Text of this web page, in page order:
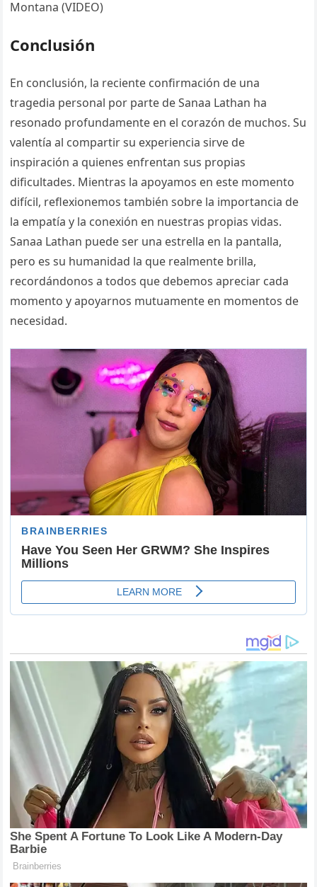
Conclusión
En conclusión, la reciente confirmación de una
tragedia personal por parte de Sanaa Lathan ha
resonado profundamente en el corazón de muchos. Su
valentía al compartir su experiencia sirve de
inspiración a quienes enfrentan sus propias
dificultades. Mientras la apoyamos en este momento
difícil, reflexionemos también sobre la importancia de
la empatía y la conexión en nuestras propias vidas.
Sanaa Lathan puede ser una estrella en la pantalla,
pero es su humanidad la que realmente brilla,
recordándonos a todos que debemos apreciar cada
momento y apoyarnos mutuamente en momentos de
necesidad.